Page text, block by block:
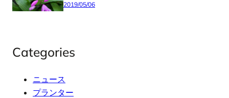
2019/05/06
Categories
ニュース
プランター